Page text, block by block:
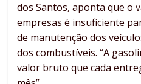
dos Santos, aponta que o
empresas é insuficiente
de manutenção dos
dos combustíveis. “A
valor bruto que cada